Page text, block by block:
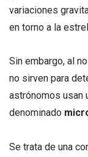
variaciones
en torno a la
Sin embargo, al
no sirven para
astrónomos usan
denominado
Se trata de una